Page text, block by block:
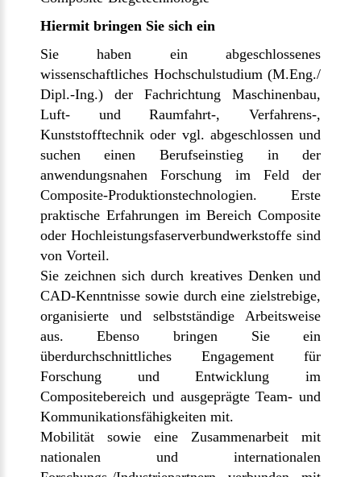
Hiermit bringen Sie sich ein
Sie haben ein abgeschlossenes
wissenschaftliches Hochschulstudium (M.Eng./
Dipl.-Ing.) der Fachrichtung Maschinenbau,
Luft- und Raumfahrt-, Verfahrens-,
Kunststofftechnik oder vgl. abgeschlossen und
suchen einen Berufseinstieg in der
anwendungsnahen Forschung im Feld der
Composite-Produktionstechnologien. Erste
praktische Erfahrungen im Bereich Composite
oder Hochleistungsfaserverbundwerkstoffe sind
von Vorteil.
Sie zeichnen sich durch kreatives Denken und
CAD-Kenntnisse sowie durch eine zielstrebige,
organisierte und selbstständige Arbeitsweise
aus. Ebenso bringen Sie ein
überdurchschnittliches Engagement für
Forschung und Entwicklung im
Compositebereich und ausgeprägte Team- und
Kommunikationsfähigkeiten mit.
Mobilität sowie eine Zusammenarbeit mit
nationalen und internationalen